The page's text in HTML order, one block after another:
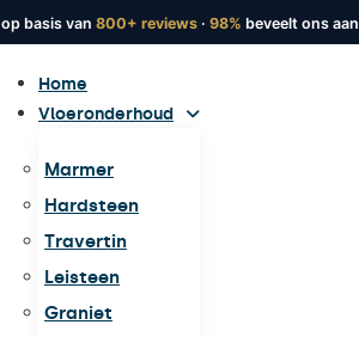
op basis van 800+ reviews· 98% beveelt ons aan
Home
Vloeronderhoud
Marmer
Hardsteen
Travertin
Leisteen
Graniet